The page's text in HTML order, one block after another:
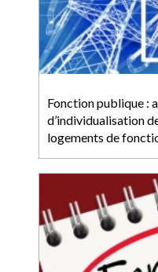
Fonction publique :
d’individualisation
logements de